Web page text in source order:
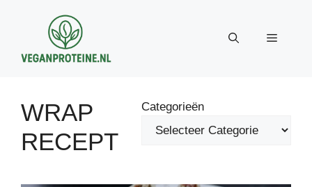
inhoud
Menu
WRAP
RECEPT
Categorieën